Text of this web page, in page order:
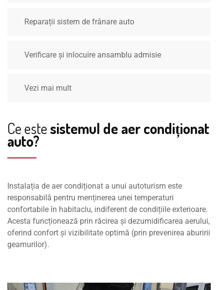
Reparații sistem de frânare auto
Verificare și inlocuire ansamblu admisie
Vezi mai mult
Ce estesistemul de aer condiționat
auto?
Instalația de aer condiționat a unui autoturism este
responsabilă pentru menținerea unei temperaturi
confortabile în habitaclu, indiferent de condițiile exterioare.
Acesta funcționează prin răcirea și dezumidificarea aerului,
oferind confort și vizibilitate optimă (prin prevenirea aburirii
geamurilor).